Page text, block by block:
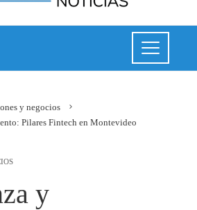
y negocios
Pilares Fintech en Montevideo
y